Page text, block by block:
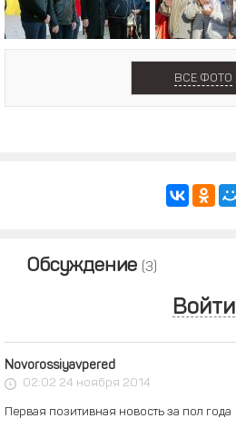
ВСЕ ФОТО
Обсуждение (3)
Войти
Novorossiyavpered
02:02 24 ноября 2014
Первая позитивная новость за пол года